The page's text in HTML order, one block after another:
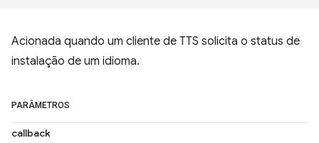
Acionada quando um cliente de TTS solicita o status de
instalação de um idioma.
PARÂMETROS
callback